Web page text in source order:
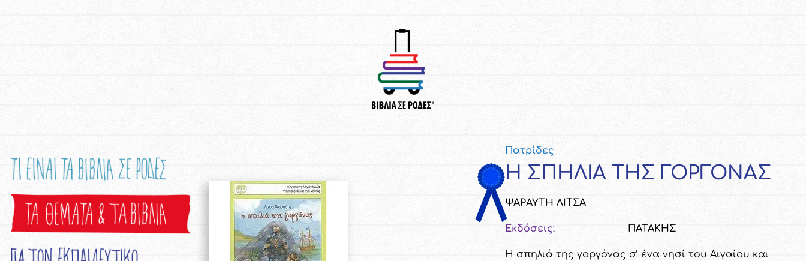
Πατρίδες
Η ΣΠΗΛΙΑ ΤΗΣ ΓΟΡΓΟΝΑΣ
ΨΑΡΑΥΤΗ ΛΙΤΣΑ
Εκδόσεις: ΠΑΤΑΚΗΣ
Η σπηλιά της γοργόνας σ’ ένα νησί του Αιγαίου και